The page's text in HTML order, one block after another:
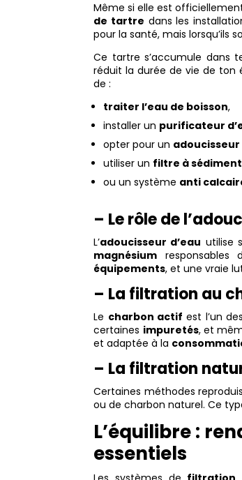
Même si elle est
de tartre dans les
pour la santé, mais lorsqu’ils
Ce tartre s’accumule dans
réduit la durée de vie de ton
de :
traiter l’eau de boisson,
installer un purificateur
opter pour un adoucisseur
utiliser un filtre à
ou un système anti
– Le rôle de
L’adoucisseur d’eau utilise
magnésium
équipements, et une vraie
– La filtration au
Le charbon actif est l’un
certaines impuretés, et
et adaptée à la
– La filtration
Certaines méthodes
ou de charbon naturel. Ce
L’équilibre :
essentiels